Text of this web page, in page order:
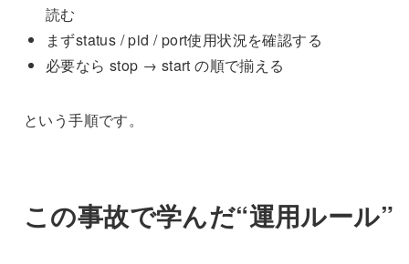
読む
まずstatus / pid / port使用状況を確認する
必要なら stop → start の順で揃える
という手順です。
この事故で学んだ“運用ルール”